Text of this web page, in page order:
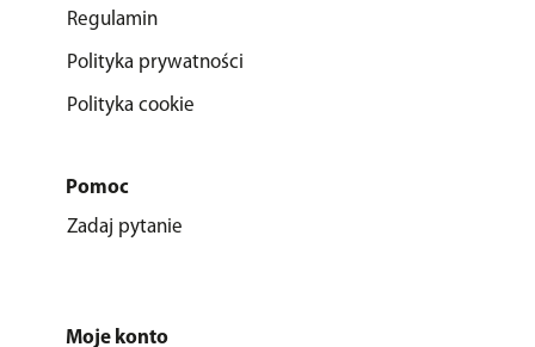
Regulamin
Polityka prywatności
Polityka cookie
Pomoc
Zadaj pytanie
Moje konto